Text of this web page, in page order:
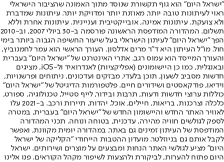
"ישראל היום" הוא גוף תקשורת שנוסד מתוך האמונה שהציבור הישראלי
ראוי לעיתונות טובה יותר, מאוזנת יותר ומדויקת יותר. עיתונות שמדברת
ולא צועקת. עיתונות אמינה, אובייקטיבית ועניינית. עיתונות אחרת וללא
תשלום. המהדורה המודפסת הראשונה פורסמה ב-30 ביולי 2007, וב-2010
הפך "ישראל היום" לעיתון הישראלי בעל שיעור החשיפה הגבוה ביותר בימי
חול. מו"ל העיתון היא ד"ר מרים אדלסון. העורך הראשי הוא עמר לחמנוביץ,
והעורך המייסד הוא עמוס רגב. אתרי האינטרנט של "ישראל היום" בעברית
ובאנגלית, כמו כן היישומונים (אפליקציות) לאנדרואיד ול-iOS, מציגים
חדשות מסביב לשעון, תוכן בלעדי, מבזקים ועדכונים, ניתוחים ופרשנויות,
וידיאו, פודקאסטים ושידורים חיים. פלטפורמות הדיגיטל של "ישראל היום"
כוללות ערוצי חדשות ודעות, תרבות ובידור, לייף סטייל, טכנולוגיה, ספורט,
כלכלה וצרכנות, בריאות, חיילים, אוכל, יהדות, תיירות ורכב. ב-2021 עלו
לאוויר האתר החדש והיישומון החדש של "ישראל היום" בעברית, במטרה
לספק לגולשים חוויה מהירה, עדכנית, בטוחה ונוחה. תכני המהדורה
המודפסת של העיתון זמינים גם באתר, במהדורה יומית מקוונת, ואפשר
לקבל אותם גם בניוזלטר. מועדון ההטבות הייחודי "הקליקה של ישראל
היום" מציע לגולשי האתר הנחות ומבצעים על מוצרים ושירותים. ישראל
היום פתוח להערות, לביקורת ולהצעות לשיפור מקהל הקוראים. פנו אלינו